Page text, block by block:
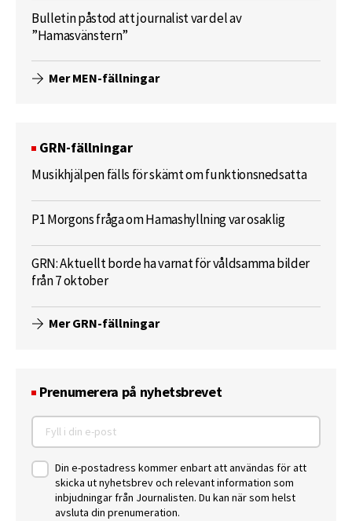
Bulletin påstod att journalist var del av
”Hamasvänstern”
Mer MEN-fällningar
GRN-fällningar
Musikhjälpen fälls för skämt om funktionsnedsatta
P1 Morgons fråga om Hamashyllning var osaklig
GRN: Aktuellt borde ha varnat för våldsamma bilder
från 7 oktober
Mer GRN-fällningar
Prenumerera på nyhetsbrevet
Din e-postadress kommer enbart att användas för att
skicka ut nyhetsbrev och relevant information som
inbjudningar från Journalisten. Du kan när som helst
avsluta din prenumeration.